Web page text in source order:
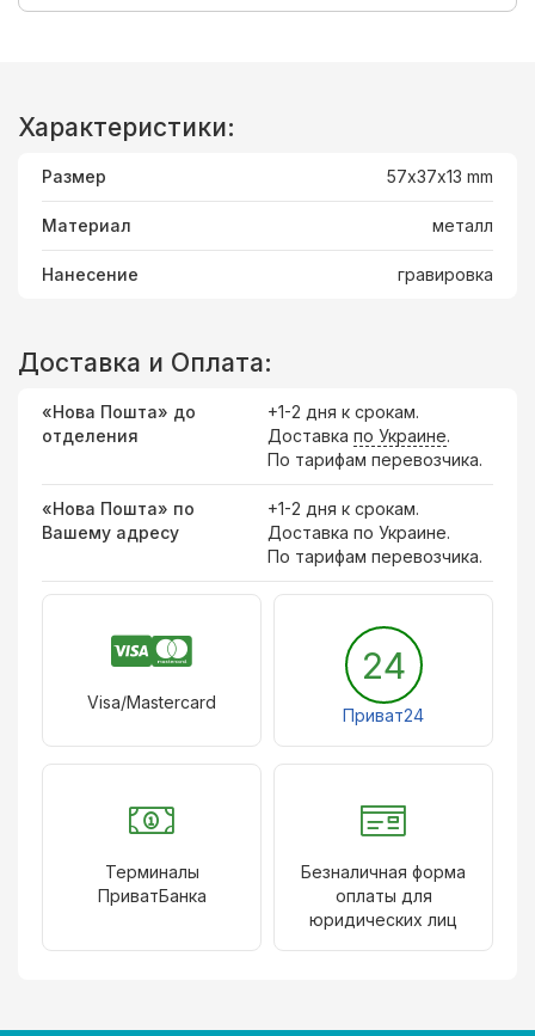
Характеристики:
Размер 57х37x13 mm
Материал металл
Нанесение гравировка
Доставка и Оплата:
«Нова Пошта» до
отделения
+1-2 дня к срокам.
Доставка по Украине.
По тарифам перевозчика.
«Нова Пошта» по
Вашему адресу
+1-2 дня к срокам.
Доставка по Украине.
По тарифам перевозчика.
Visa/Mastercard
24
Приват24
Терминалы
ПриватБанка
Безналичная форма
оплаты для
юридических лиц